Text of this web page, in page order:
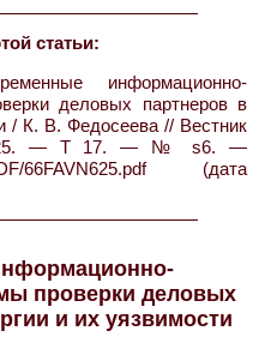
статьи:
информационно-
деловых партнеров в
/ К. В. Федосеева // Вестник
2025. — Т 17. — № s6. —
66FAVN625.pdf (дата
проверки деловых
и их уязвимости